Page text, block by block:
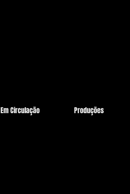
Em Circulação Produções